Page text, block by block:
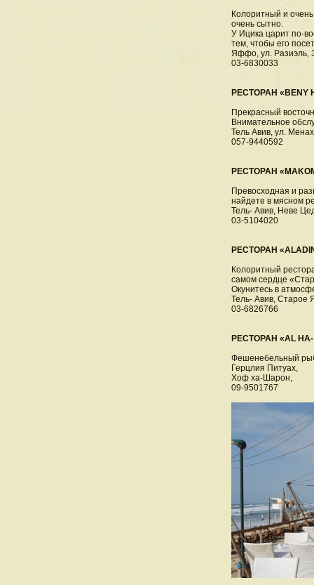
Колоритный и
очень сытно.
У Ицика царит по-
тем, чтобы его
Яффо, ул. Разиэль,
03-6830033
РЕСТОРАН «BENY
Прекрасный
Внимательное
Тель Авив, ул.
057-9440592
РЕСТОРАН
Превосходная и
найдете в мясном
Тель- Авив, Неве
03-5104020
РЕСТОРАН
Колоритный
самом сердце
Окунитесь в
Тель- Авив,
03-6826766
РЕСТОРАН «AL HA-
Фешенебельный
Герцлия Питуах,
Хоф xа-Шарон,
09-9501767